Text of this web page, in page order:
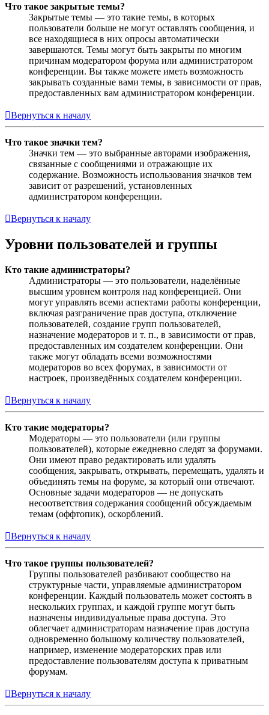
Что такое закрытые темы?
Закрытые темы — это такие темы, в которых
пользователи больше не могут оставлять сообщения, и
все находящиеся в них опросы автоматически
завершаются. Темы могут быть закрыты по многим
причинам модератором форума или администратором
конференции. Вы также можете иметь возможность
закрывать созданные вами темы, в зависимости от прав,
предоставленных вам администратором конференции.
Вернуться к началу
Что такое значки тем?
Значки тем — это выбранные авторами изображения,
связанные с сообщениями и отражающие их
содержание. Возможность использования значков тем
зависит от разрешений, установленных
администратором конференции.
Вернуться к началу
Уровни пользователей и группы
Кто такие администраторы?
Администраторы — это пользователи, наделённые
высшим уровнем контроля над конференцией. Они
могут управлять всеми аспектами работы конференции,
включая разграничение прав доступа, отключение
пользователей, создание групп пользователей,
назначение модераторов и т. п., в зависимости от прав,
предоставленных им создателем конференции. Они
также могут обладать всеми возможностями
модераторов во всех форумах, в зависимости от
настроек, произведённых создателем конференции.
Вернуться к началу
Кто такие модераторы?
Модераторы — это пользователи (или группы
пользователей), которые ежедневно следят за форумами.
Они имеют право редактировать или удалять
сообщения, закрывать, открывать, перемещать, удалять и
объединять темы на форуме, за который они отвечают.
Основные задачи модераторов — не допускать
несоответствия содержания сообщений обсуждаемым
темам (оффтопик), оскорблений.
Вернуться к началу
Что такое группы пользователей?
Группы пользователей разбивают сообщество на
структурные части, управляемые администратором
конференции. Каждый пользователь может состоять в
нескольких группах, и каждой группе могут быть
назначены индивидуальные права доступа. Это
облегчает администраторам назначение прав доступа
одновременно большому количеству пользователей,
например, изменение модераторских прав или
предоставление пользователям доступа к приватным
форумам.
Вернуться к началу